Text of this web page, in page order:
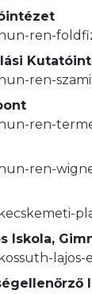
ren-
ren-
ren-
ren-
Iskola,